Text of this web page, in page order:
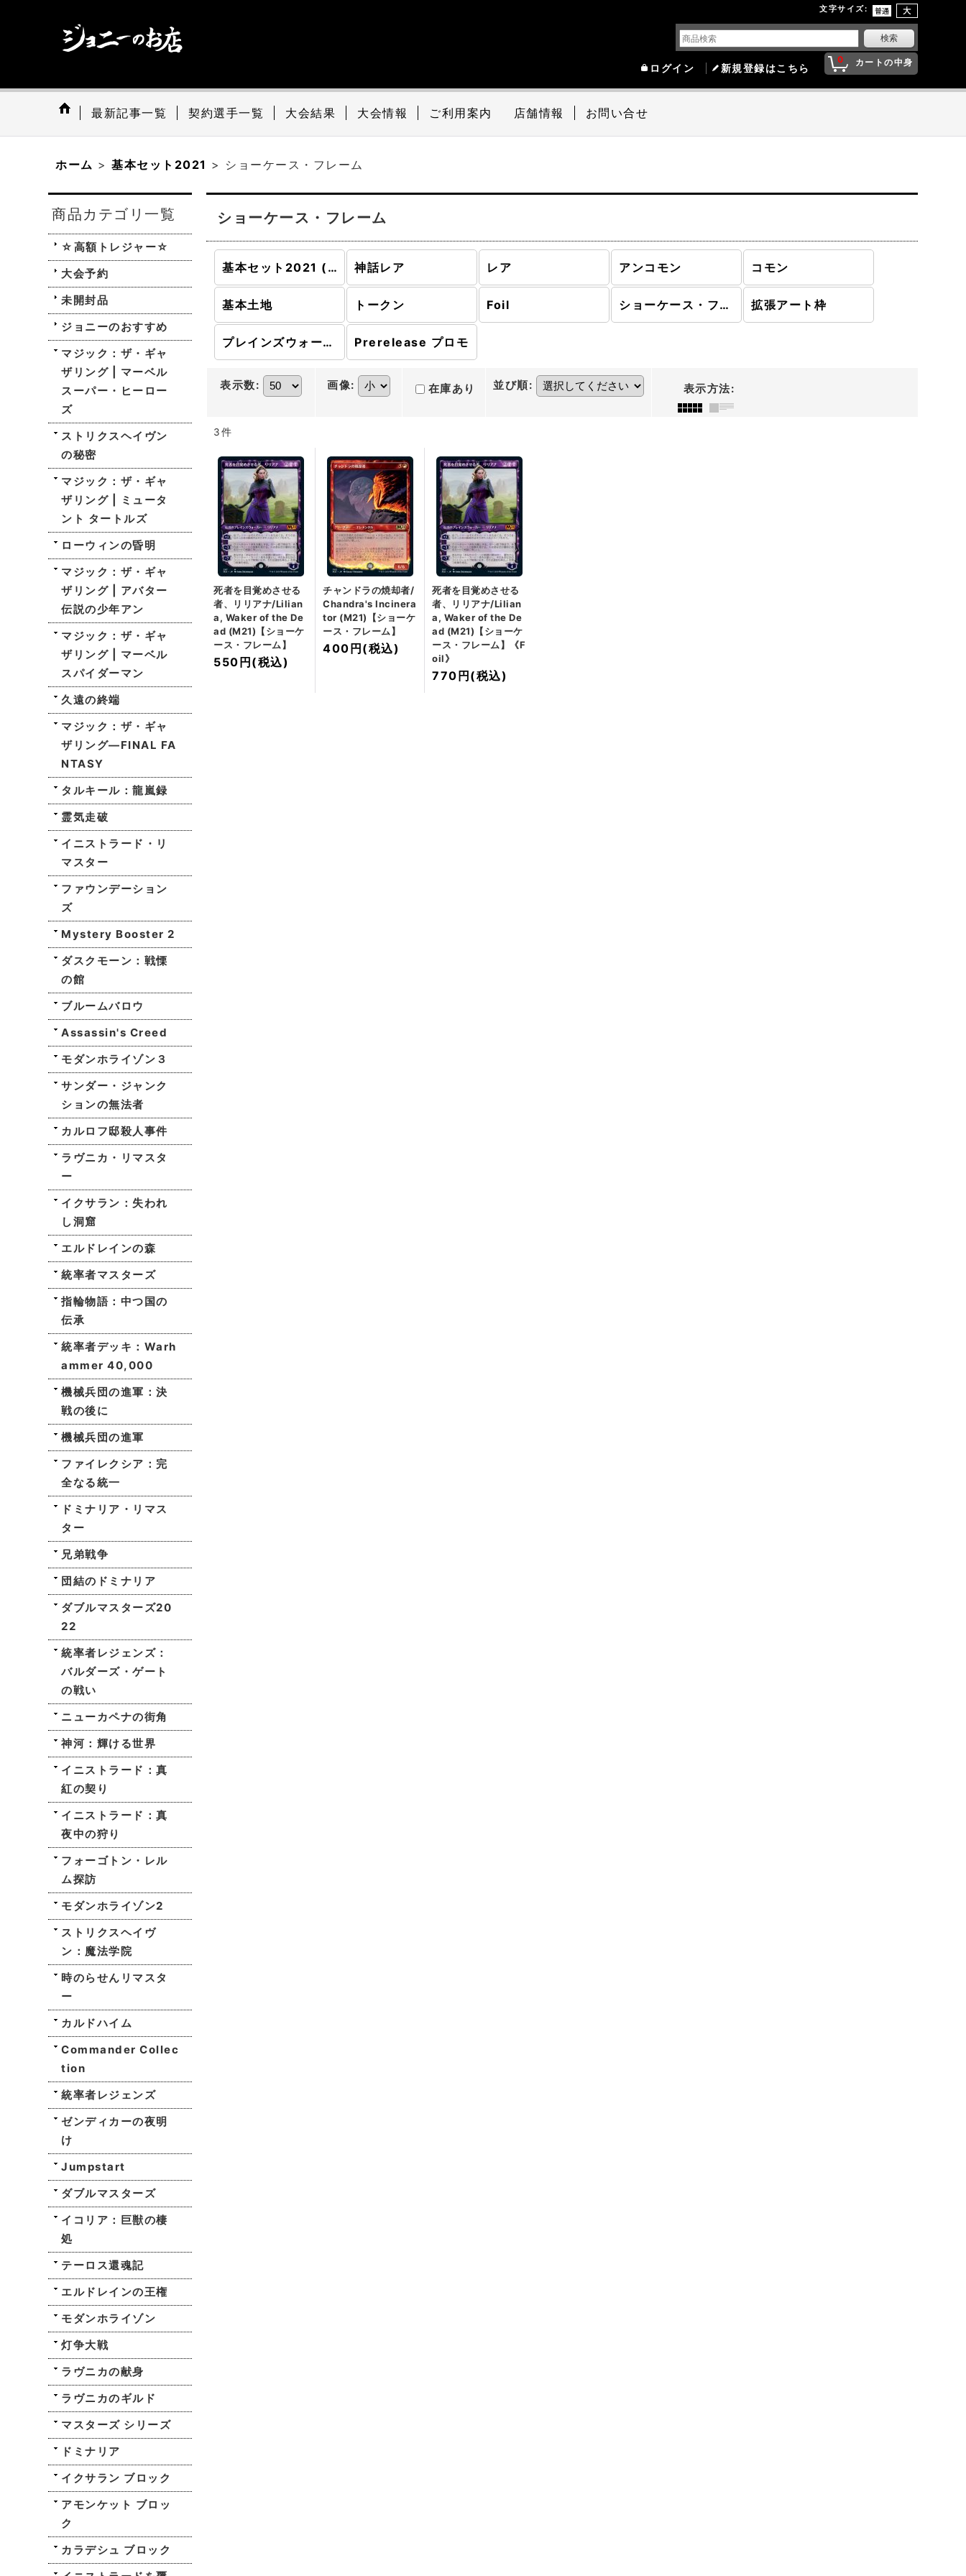
文字サイズ:
0 カートの中身
ログイン 新規登録はこちら
最新記事一覧 契約選手一覧 大会結果 大会情報 ご利用案内 店舗情報 お問い合せ
ホーム > 基本セット2021 > ショーケース・フレーム
商品カテゴリ一覧
☆高額トレジャー☆
大会予約
未開封品
ジョニーのおすすめ
マジック：ザ・ギャ
ザリング | マーベル
スーパー・ヒーロー
ズ
ストリクスヘイヴン
の秘密
マジック：ザ・ギャ
ザリング | ミュータ
ント タートルズ
ローウィンの昏明
マジック：ザ・ギャ
ザリング | アバター
伝説の少年アン
マジック：ザ・ギャ
ザリング | マーベル
スパイダーマン
久遠の終端
マジック：ザ・ギャ
ザリング—FINAL FA
NTASY
タルキール：龍嵐録
霊気走破
イニストラード・リ
マスター
ファウンデーション
ズ
Mystery Booster 2
ダスクモーン：戦慄
の館
ブルームバロウ
Assassin's Creed
モダンホライゾン３
サンダー・ジャンク
ションの無法者
カルロフ邸殺人事件
ラヴニカ・リマスタ
ー
イクサラン：失われ
し洞窟
エルドレインの森
統率者マスターズ
指輪物語：中つ国の
伝承
統率者デッキ：Warh
ammer 40,000
機械兵団の進軍：決
戦の後に
機械兵団の進軍
ファイレクシア：完
全なる統一
ドミナリア・リマス
ター
兄弟戦争
団結のドミナリア
ダブルマスターズ20
22
統率者レジェンズ：
バルダーズ・ゲート
の戦い
ニューカペナの街角
神河：輝ける世界
イニストラード：真
紅の契り
イニストラード：真
夜中の狩り
フォーゴトン・レル
ム探訪
モダンホライゾン2
ストリクスヘイヴ
ン：魔法学院
時のらせんリマスタ
ー
カルドハイム
Commander Collec
tion
統率者レジェンズ
ゼンディカーの夜明
け
Jumpstart
ダブルマスターズ
イコリア：巨獣の棲
処
テーロス還魂記
エルドレインの王権
モダンホライゾン
灯争大戦
ラヴニカの献身
ラヴニカのギルド
マスターズ シリーズ
ドミナリア
イクサラン ブロック
アモンケット ブロッ
ク
カラデシュ ブロック
ショーケース・フレーム
基本セット2021 (全商品) 神話レア レア アンコモン コモン
基本土地 トークン Foil ショーケース・フレーム 拡張アート枠
プレインズウォーカーデッキ Prerelease プロモ
表示数: 画像: 在庫あり 並び順: 表示方法:
3件
死者を目覚めさせる
者、リリアナ/Lilian
a, Waker of the De
ad (M21)【ショーケ
ース・フレーム】
550円 (税込)
チャンドラの焼却者/
Chandra's Incinera
tor (M21)【ショーケ
ース・フレーム】
400円 (税込)
死者を目覚めさせる
者、リリアナ/Lilian
a, Waker of the De
ad (M21)【ショーケ
ース・フレーム】《F
oil》
770円 (税込)